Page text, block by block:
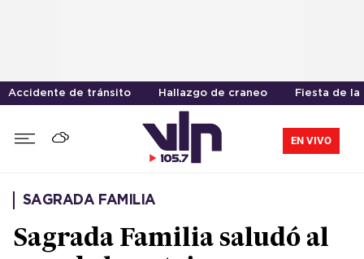
Accidente de tránsito Hallazgo de craneo Fiesta de la
EN VIVO
SAGRADA FAMILIA
Sagrada Familia saludó al